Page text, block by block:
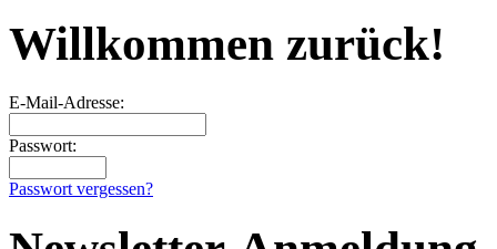
Willkommen zurück!
E-Mail-Adresse:
Passwort:
Passwort vergessen?